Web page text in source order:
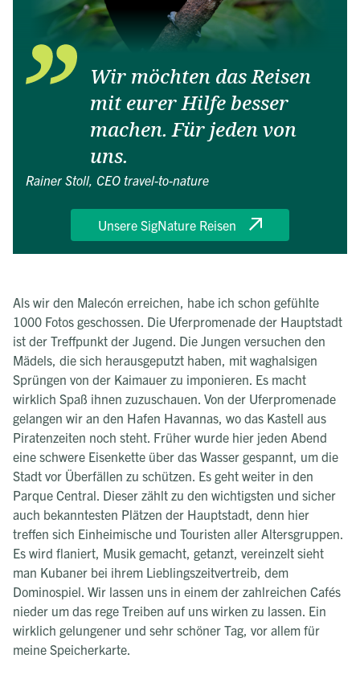
Wir möchten das Reisen
mit eurer Hilfe besser
machen. Für jeden von
uns.
Rainer Stoll, CEO travel-to-nature
Unsere SigNature Reisen
Als wir den Malecón erreichen, habe ich schon gefühlte
1000 Fotos geschossen. Die Uferpromenade der Hauptstadt
ist der Treffpunkt der Jugend. Die Jungen versuchen den
Mädels, die sich herausgeputzt haben, mit waghalsigen
Sprüngen von der Kaimauer zu imponieren. Es macht
wirklich Spaß ihnen zuzuschauen. Von der Uferpromenade
gelangen wir an den Hafen Havannas, wo das Kastell aus
Piratenzeiten noch steht. Früher wurde hier jeden Abend
eine schwere Eisenkette über das Wasser gespannt, um die
Stadt vor Überfällen zu schützen. Es geht weiter in den
Parque Central. Dieser zählt zu den wichtigsten und sicher
auch bekanntesten Plätzen der Hauptstadt, denn hier
treffen sich Einheimische und Touristen aller Altersgruppen.
Es wird flaniert, Musik gemacht, getanzt, vereinzelt sieht
man Kubaner bei ihrem Lieblingszeitvertreib, dem
Dominospiel. Wir lassen uns in einem der zahlreichen Cafés
nieder um das rege Treiben auf uns wirken zu lassen. Ein
wirklich gelungener und sehr schöner Tag, vor allem für
meine Speicherkarte.